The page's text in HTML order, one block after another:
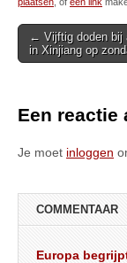
Post
navigation
← Vijftig doden bij
in Xinjiang op
Een reactie
Je moet inloggen
COMMENTAAR
Europa